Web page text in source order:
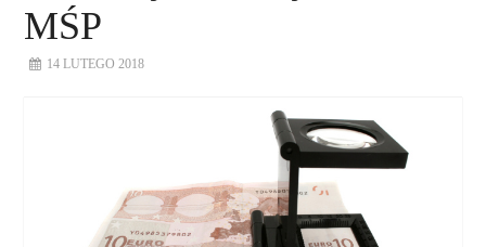
MŚP
14 LUTEGO 2018